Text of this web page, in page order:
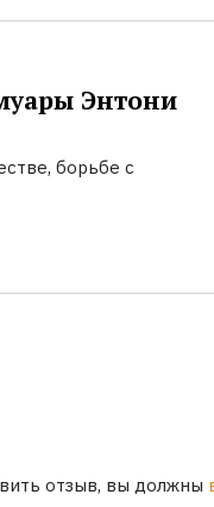
Энтони
борьбе с
отзыв, вы должны